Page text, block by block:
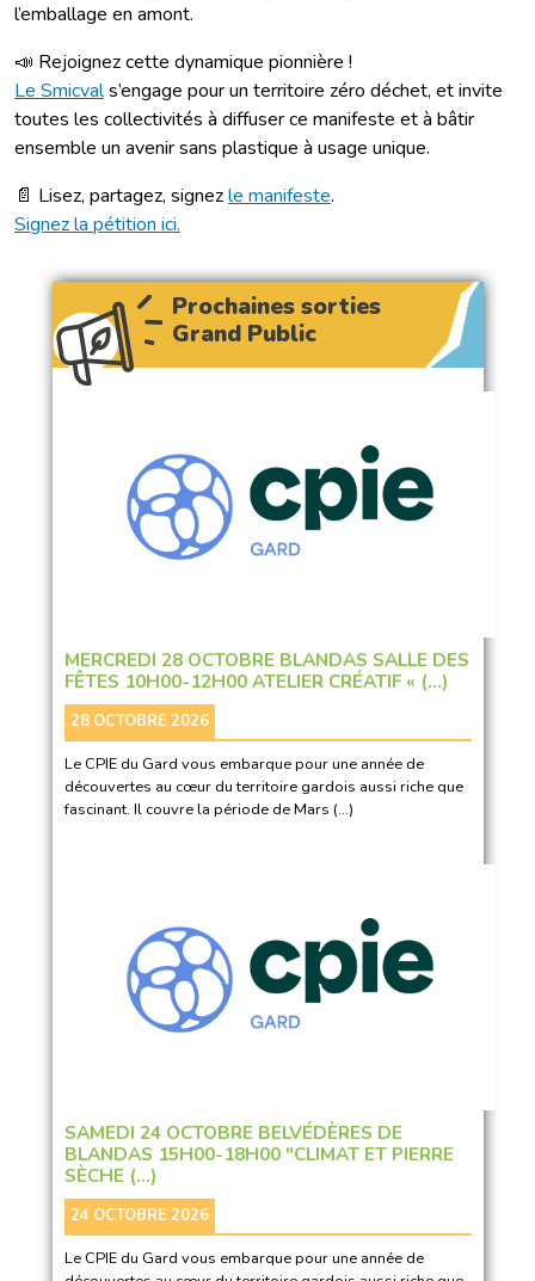
l’emballage en amont.
📣 Rejoignez cette dynamique pionnière !
Le Smicvals’engage pour un territoire zéro déchet, et invite
toutes les collectivités à diffuser ce manifeste et à bâtir
ensemble un avenir sans plastique à usage unique.
📄 Lisez, partagez, signezle manifeste.
Signez la pétition ici.
Prochaines sorties
Grand Public
MERCREDI 28 OCTOBRE BLANDAS SALLE DES
FÊTES 10H00-12H00 ATELIER CRÉATIF « (…)
28 OCTOBRE 2026
Le CPIE du Gard vous embarque pour une année de
découvertes au cœur du territoire gardois aussi riche que
fascinant. Il couvre la période de Mars (…)
SAMEDI 24 OCTOBRE BELVÉDÈRES DE
BLANDAS 15H00-18H00 "CLIMAT ET PIERRE
SÈCHE (…)
24 OCTOBRE 2026
Le CPIE du Gard vous embarque pour une année de